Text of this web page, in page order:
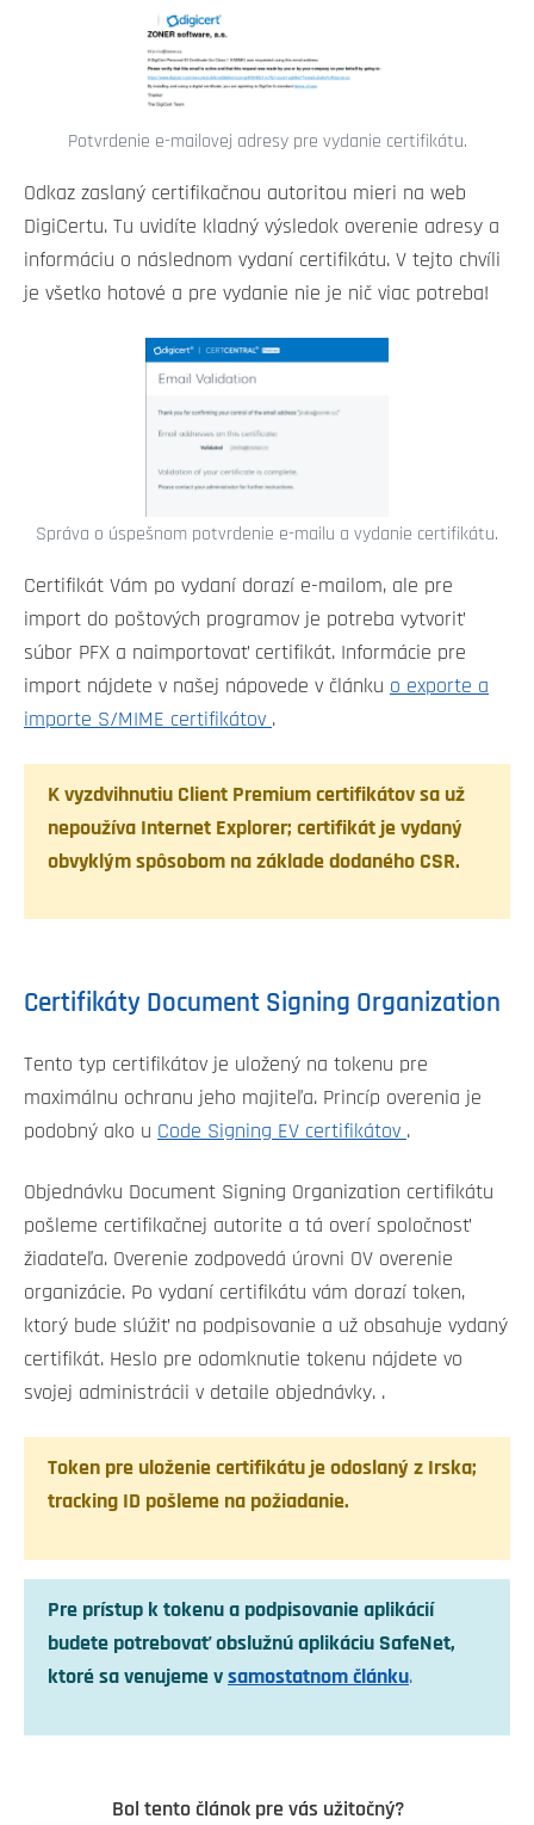
Potvrdenie e-mailovej adresy pre vydanie certifikátu.
Odkaz zaslaný certifikačnou autoritou mieri na web
DigiCertu. Tu uvidíte kladný výsledok overenie adresy a
informáciu o následnom vydaní certifikátu. V tejto chvíli
je všetko hotové a pre vydanie nie je nič viac potreba!
Správa o úspešnom potvrdenie e-mailu a vydanie certifikátu.
Certifikát Vám po vydaní dorazí e-mailom, ale pre
import do poštových programov je potreba vytvoriť
súbor PFX a naimportovať certifikát. Informácie pre
import nájdete v našej nápovede v článku o exporte a
importe S/MIME certifikátov .
K vyzdvihnutiu Client Premium certifikátov sa už
nepoužíva Internet Explorer; certifikát je vydaný
obvyklým spôsobom na základe dodaného CSR.
Certifikáty Document Signing Organization
Tento typ certifikátov je uložený na tokenu pre
maximálnu ochranu jeho majiteľa. Princíp overenia je
podobný ako u Code Signing EV certifikátov .
Objednávku Document Signing Organization certifikátu
pošleme certifikačnej autorite a tá overí spoločnosť
žiadateľa. Overenie zodpovedá úrovni OV overenie
organizácie. Po vydaní certifikátu vám dorazí token,
ktorý bude slúžiť na podpisovanie a už obsahuje vydaný
certifikát. Heslo pre odomknutie tokenu nájdete vo
svojej administrácii v detaile objednávky. .
Token pre uloženie certifikátu je odoslaný z Irska;
tracking ID pošleme na požiadanie.
Pre prístup k tokenu a podpisovanie aplikácií
budete potrebovať obslužnú aplikáciu SafeNet,
ktoré sa venujeme v samostatnom článku.
Bol tento článok pre vás užitočný?